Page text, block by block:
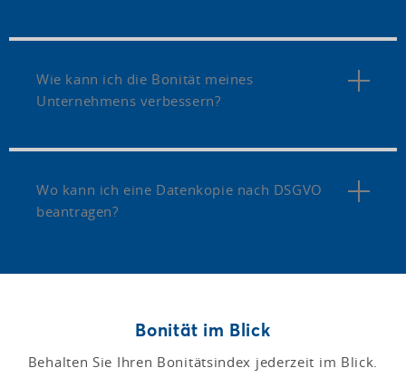
Wie kann ich die Bonität meines
Unternehmens verbessern?
Wo kann ich eine Datenkopie nach DSGVO
beantragen?
Bonität im Blick
Behalten Sie Ihren Bonitätsindex jederzeit im Blick.